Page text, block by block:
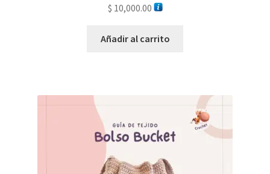
$ 10,000.00
Añadir al carrito